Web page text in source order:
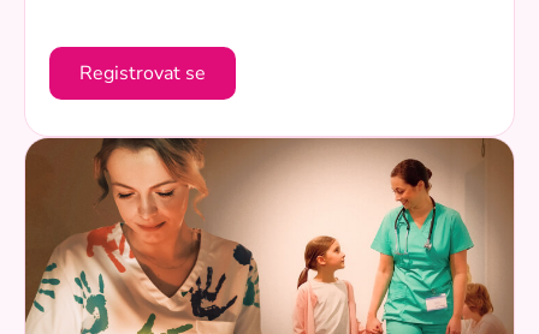
Registrovat se